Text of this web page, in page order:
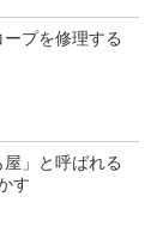
プを修理する
」と呼ばれる
す